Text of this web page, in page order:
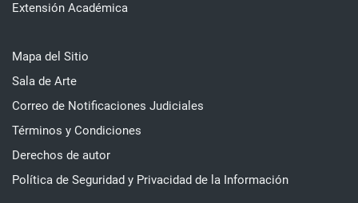
Extensión Académica
Mapa del Sitio
Sala de Arte
Correo de Notificaciones Judiciales
Términos y Condiciones
Derechos de autor
Política de Seguridad y Privacidad de la Información